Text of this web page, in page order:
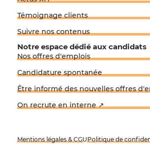
Témoignage clients
Suivre nos contenus
Notre espace dédié aux candidats
Nos offres d'emplois
Candidature spontanée
Être informé des nouvelles offres
On recrute en interne ↗
Mentions légales & CGUPolitique de